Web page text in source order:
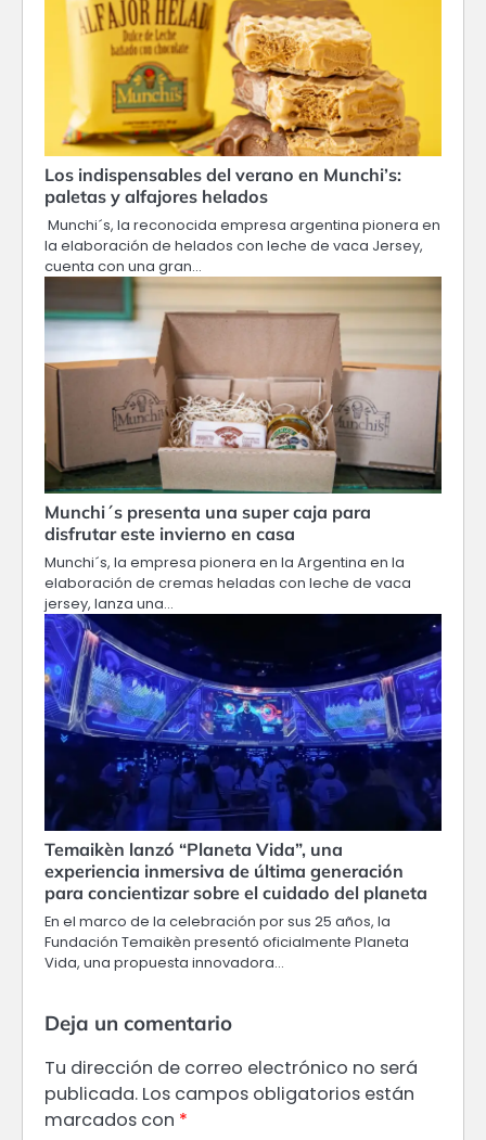
Los indispensables del verano en Munchi’s:
paletas y alfajores helados
Munchi´s, la reconocida empresa argentina pionera en
la elaboración de helados con leche de vaca Jersey,
cuenta con una gran…
Munchi´s presenta una super caja para
disfrutar este invierno en casa
Munchi´s, la empresa pionera en la Argentina en la
elaboración de cremas heladas con leche de vaca
jersey, lanza una…
Temaikèn lanzó “Planeta Vida”, una
experiencia inmersiva de última generación
para concientizar sobre el cuidado del planeta
En el marco de la celebración por sus 25 años, la
Fundación Temaikèn presentó oficialmente Planeta
Vida, una propuesta innovadora…
Deja un comentario
Tu dirección de correo electrónico no será
publicada. Los campos obligatorios están
marcados con *